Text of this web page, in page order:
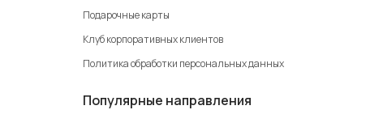
Подарочные карты
Клуб корпоративных клиентов
Политика обработки персональных данных
Популярные направления